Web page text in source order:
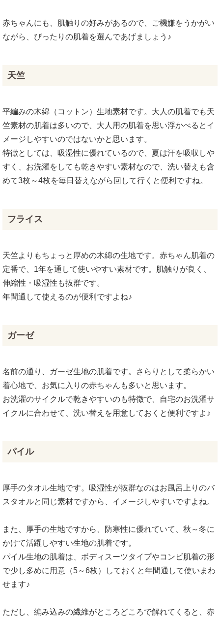
赤ちゃんにも、肌触りの好みがあるので、ご機嫌をうかがい
ながら、ぴったりの肌着を選んであげましょう♪
天竺
平編みの木綿（コットン）生地素材です。大人の肌着でも天
竺素材の肌着は多いので、大人用の肌着を思い浮かべるとイ
メージしやすいのではないかと思います。
特徴としては、吸湿性に優れているので、夏は汗を吸収しや
すく、お洗濯をしても乾きやすい素材なので、洗い替えも含
めて3枚～4枚を毎日替えながら回して行くと便利ですね。
フライス
天竺よりもちょっと厚めの木綿の生地です。赤ちゃん肌着の
定番で、1年を通して使いやすい素材です。肌触りが良く、
伸縮性・吸湿性も抜群です。
年間通して使えるのが便利ですよね♪
ガーゼ
名前の通り、ガーゼ生地の肌着です。さらりとして柔らかい
着心地で、お気に入りの赤ちゃんも多いと思います。
お洗濯のサイクルで乾きやすいのも特徴で、自宅のお洗濯サ
イクルに合わせて、洗い替えを用意しておくと便利ですよ♪
パイル
厚手のタオル生地です。吸湿性が抜群なのはお風呂上りのバ
スタオルと同じ素材ですから、イメージしやすいですよね。
また、厚手の生地ですから、防寒性に優れていて、秋～冬に
かけて活躍しやすい生地の肌着です。
パイル生地の肌着は、ボディスーツタイプやコンビ肌着の形
で少し多めに用意（5～6枚）しておくと年間通して使いまわ
せます♪
ただし、編み込みの繊維がところどころで解れてくると、赤